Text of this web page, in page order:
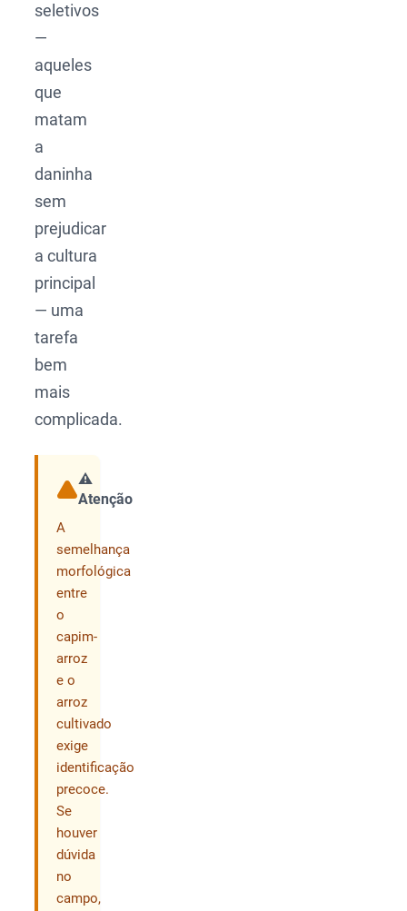
seletivos
—
aqueles
que
matam
a
daninha
sem
prejudicar
a cultura
principal
— uma
tarefa
bem
mais
complicada.
⚠️
Atenção
A
semelhança
morfológica
entre
o
capim-
arroz
e o
arroz
cultivado
exige
identificação
precoce.
Se
houver
dúvida
no
campo,